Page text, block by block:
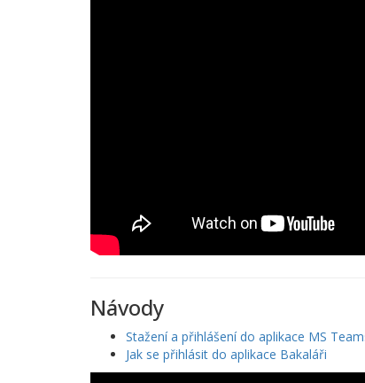
Návody
Stažení a přihlášení do aplikace MS
Jak se přihlásit do aplikace Bakaláři